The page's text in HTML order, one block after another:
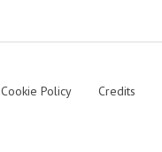
Cookie Policy Credits